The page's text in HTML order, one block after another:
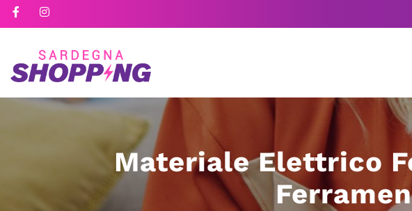
Materiale Elettrico